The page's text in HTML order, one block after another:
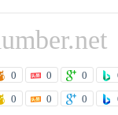
0 0 0
0 0 0